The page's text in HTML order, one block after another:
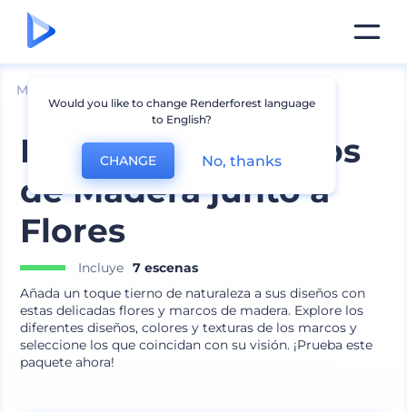
Mockups
Mockups de Marcos
de Madera junto a
Flores
Incluye 7 escenas
Añada un toque tierno de naturaleza a sus diseños con
estas delicadas flores y marcos de madera. Explore los
diferentes diseños, colores y texturas de los marcos y
seleccione los que coincidan con su visión. ¡Prueba este
paquete ahora!
Would you like to change Renderforest language
to English?
CHANGE No, thanks